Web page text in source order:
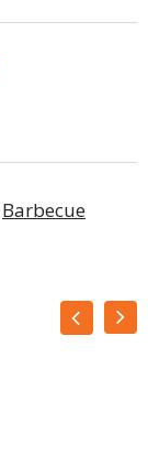
Barbecue